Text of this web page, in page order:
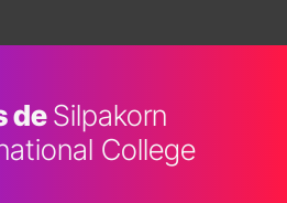
deSilpakorn
College